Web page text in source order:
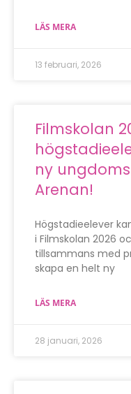
LÄS MERA
13 februari, 2026
Filmskolan
ny
Arenan!
Högstadieelever
i Filmskolan 2026
tillsammans med
skapa en helt ny
LÄS MERA
28 januari, 2026